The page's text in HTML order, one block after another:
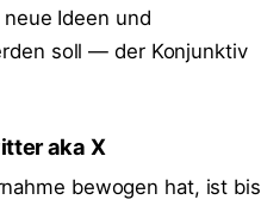
Ideen und
soll — der Konjunktiv
aka X
bewogen hat, ist bis